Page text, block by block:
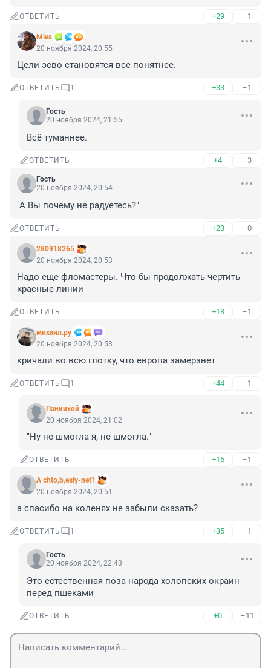
ОТВЕТИТЬ +29 –1
Mies
20 ноября 2024, 20:55
Цели эсво становятся все понятнее.
ОТВЕТИТЬ 1 +33 –1
Гость
20 ноября 2024, 21:55
Всё туманнее.
ОТВЕТИТЬ +4 –3
Гость
20 ноября 2024, 20:54
"А Вы почему не радуетесь?"
ОТВЕТИТЬ +23 –0
280918265
20 ноября 2024, 20:53
Надо еще фломастеры. Что бы продолжать чертить
красные линии
ОТВЕТИТЬ +18 –1
михаил.ру
20 ноября 2024, 20:53
кричали во всю глотку, что европа замерзнет
ОТВЕТИТЬ 1 +44 –1
Панкихой
20 ноября 2024, 21:02
"Ну не шмогла я, не шмогла."
ОТВЕТИТЬ +15 –1
A chto,b,esly-net?
20 ноября 2024, 20:51
а спасибо на коленях не забыли сказать?
ОТВЕТИТЬ 1 +35 –1
Гость
20 ноября 2024, 22:43
Это естественная поза народа холопских окраин
перед пшеками
ОТВЕТИТЬ +0 –11